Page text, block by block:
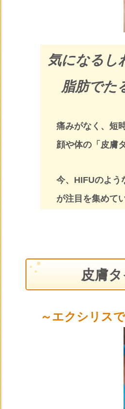
気になるし
脂肪でた
痛みがなく、短
顔や体の「皮膚
今、HIFUのよう
が注目を集めてい
皮膚
～エクシリスで